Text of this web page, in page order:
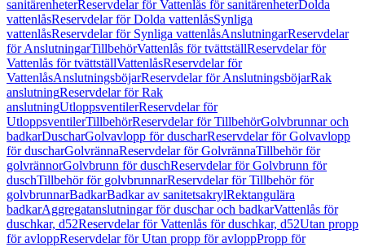
sanitärenheterReservdelar för Vattenlås för sanitärenheterDolda
vattenlåsReservdelar för Dolda vattenlåsSynliga
vattenlåsReservdelar för Synliga vattenlåsAnslutningarReservdelar
för AnslutningarTillbehörVattenlås för tvättställReservdelar för
Vattenlås för tvättställVattenlåsReservdelar för
VattenlåsAnslutningsböjarReservdelar för AnslutningsböjarRak
anslutningReservdelar för Rak
anslutningUtloppsventilerReservdelar för
UtloppsventilerTillbehörReservdelar för TillbehörGolvbrunnar och
badkarDuscharGolvavlopp för duscharReservdelar för Golvavlopp
för duscharGolvrännaReservdelar för GolvrännaTillbehör för
golvrännorGolvbrunn för duschReservdelar för Golvbrunn för
duschTillbehör för golvbrunnarReservdelar för Tillbehör för
golvbrunnarBadkarBadkar av sanitetsakrylRektangulära
badkarAggregatanslutningar för duschar och badkarVattenlås för
duschkar, d52Reservdelar för Vattenlås för duschkar, d52Utan propp
för avloppReservdelar för Utan propp för avloppPropp för